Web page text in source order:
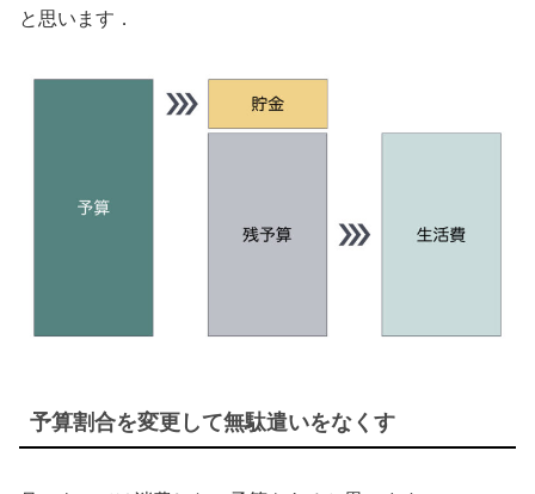
と思います．
予算割合を変更して無駄遣いをなくす